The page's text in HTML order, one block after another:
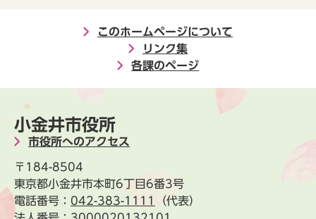
このホームページについて
リンク集
各課のページ
小金井市役所
市役所へのアクセス
〒184-8504
東京都小金井市本町6丁目6番3号
電話番号： 042-383-1111
（代表）